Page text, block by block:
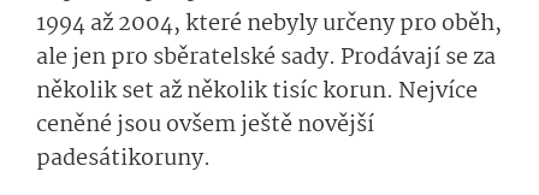
1994 až 2004, které nebyly určeny pro oběh,
ale jen pro sběratelské sady. Prodávají se za
několik set až několik tisíc korun. Nejvíce
ceněné jsou ovšem ještě novější
padesátikoruny.